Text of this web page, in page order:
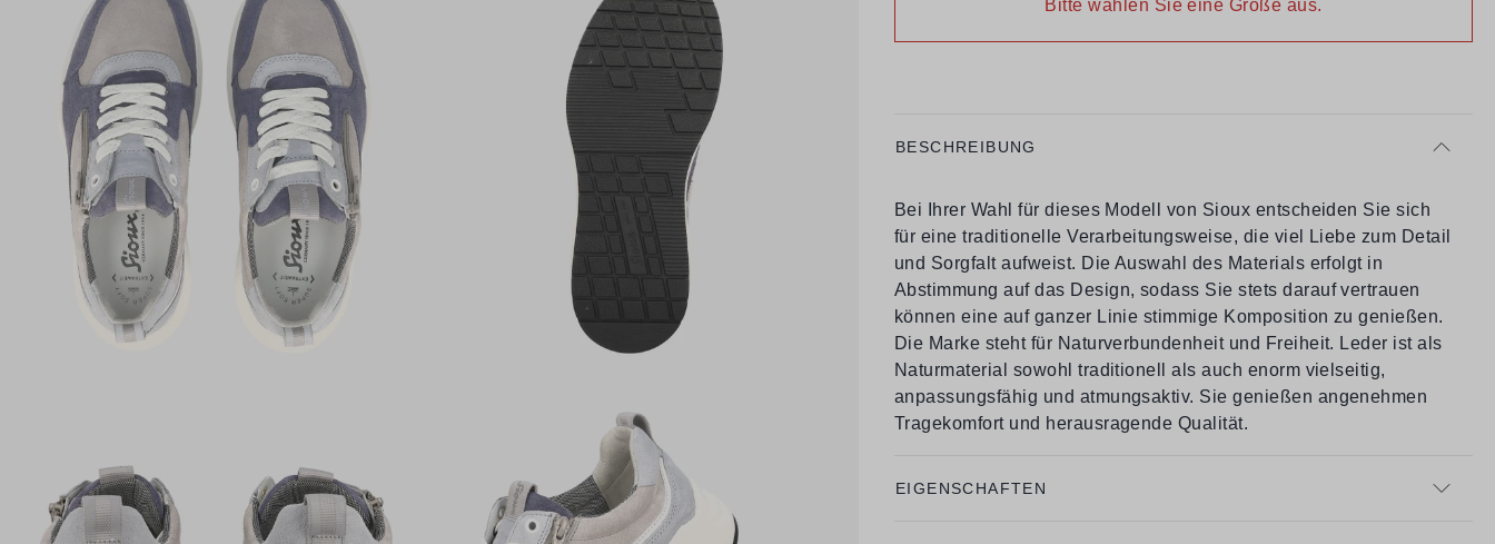
Bitte wählen Sie eine Größe aus.
BESCHREIBUNG
Bei Ihrer Wahl für dieses Modell von Sioux entscheiden Sie sich
für eine traditionelle Verarbeitungsweise, die viel Liebe zum Detail
und Sorgfalt aufweist. Die Auswahl des Materials erfolgt in
Abstimmung auf das Design, sodass Sie stets darauf vertrauen
können eine auf ganzer Linie stimmige Komposition zu genießen.
Die Marke steht für Naturverbundenheit und Freiheit. Leder ist als
Naturmaterial sowohl traditionell als auch enorm vielseitig,
anpassungsfähig und atmungsaktiv. Sie genießen angenehmen
Tragekomfort und herausragende Qualität.
EIGENSCHAFTEN